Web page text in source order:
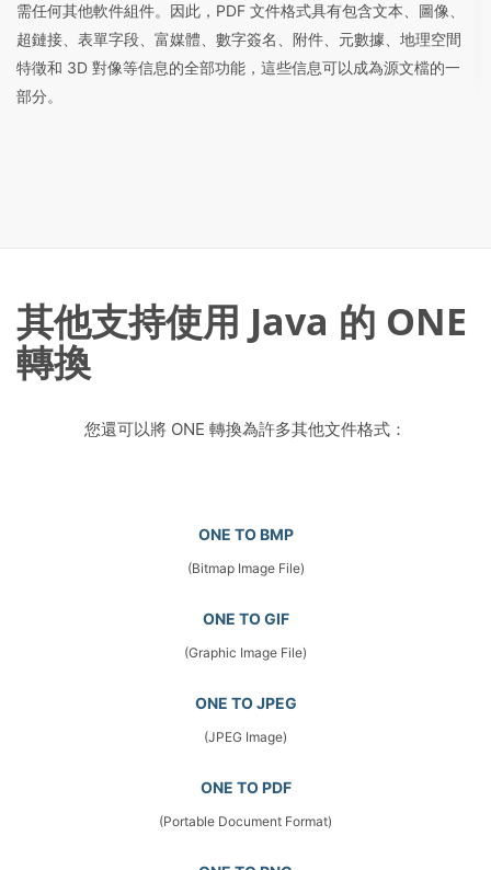
需任何其他軟件組件。因此，PDF 文件格式具有包含文本、圖像、
超鏈接、表單字段、富媒體、數字簽名、附件、元數據、地理空間
特徵和 3D 對像等信息的全部功能，這些信息可以成為源文檔的一
部分。
其他支持使用 Java 的 ONE
轉換
您還可以將 ONE 轉換為許多其他文件格式：
ONE TO BMP
(Bitmap Image File)
ONE TO GIF
(Graphic Image File)
ONE TO JPEG
(JPEG Image)
ONE TO PDF
(Portable Document Format)